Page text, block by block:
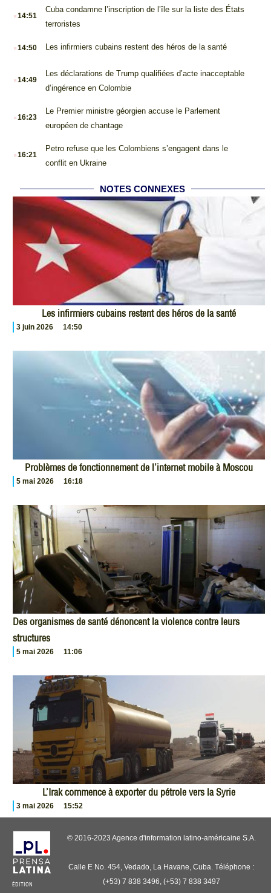
.14:51
Cuba condamne l’inscription de l’île sur la liste des États
terroristes
.14:50 Les infirmiers cubains restent des héros de la santé
.14:49
Les déclarations de Trump qualifiées d’acte inacceptable
d’ingérence en Colombie
.16:23
Le Premier ministre géorgien accuse le Parlement
européen de chantage
.16:21
Petro refuse que les Colombiens s’engagent dans le
conflit en Ukraine
NOTES CONNEXES
Les infirmiers cubains restent des héros de la santé
3 juin 2026 14:50
Problèmes de fonctionnement de l’internet mobile à Moscou
5 mai 2026 16:18
Des organismes de santé dénoncent la violence contre leurs
structures
5 mai 2026 11:06
L’Irak commence à exporter du pétrole vers la Syrie
3 mai 2026 15:52
ÉDITION
© 2016-2023 Agence d'information latino-américaine S.A.
Calle E No. 454, Vedado, La Havane, Cuba. Téléphone :
(+53) 7 838 3496, (+53) 7 838 3497